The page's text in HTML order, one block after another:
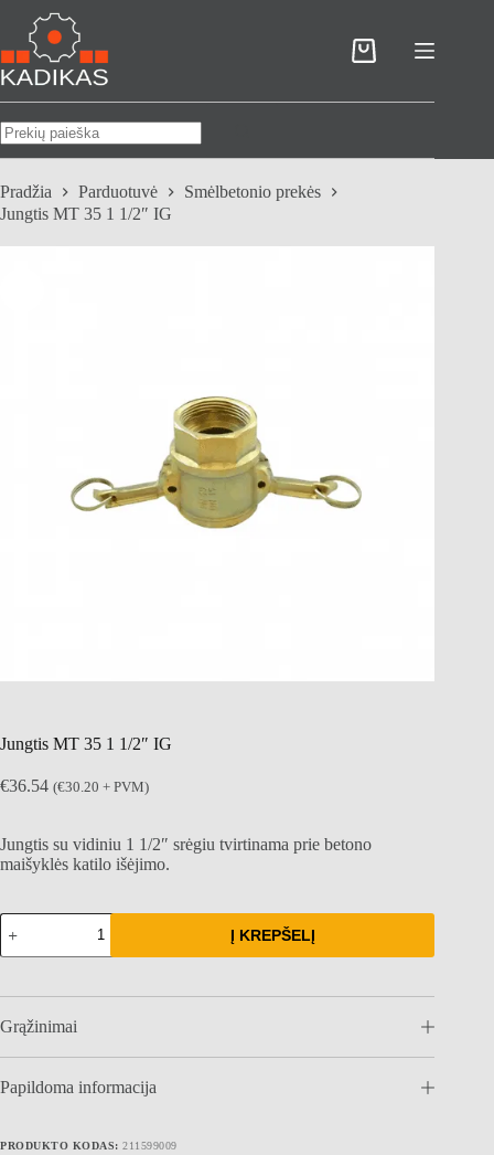
content
Pirkinių
results
Pradžia Parduotuvė
Smėlbetonio prekės
Jungtis MT 35 1 1/2″ IG
Jungtis MT 35 1 1/2″ IG
€36.54 (€30.20 + PVM)
Jungtis su vidiniu 1 1/2″ srėgiu tvirtinama prie betono
maišyklės katilo išėjimo.
produkto
kiekis:
Jungtis
35
1/2"
Į KREPŠELĮ
Grąžinimai
Papildoma informacija
PRODUKTO KODAS: 211599009